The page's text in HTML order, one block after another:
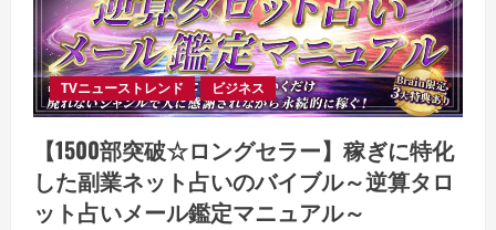
TVニューストレンド ビジネス
【1500部突破☆ロングセラー】稼ぎに特化
した副業ネット占いのバイブル～逆算タロ
ット占いメール鑑定マニュアル～